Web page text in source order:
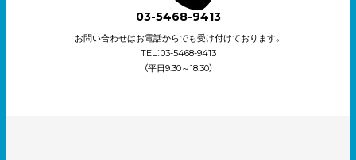
03-5468-9413
お問い合わせはお電話からでも受け付けております。
TEL：03-5468-9413
（平日9:30～18:30）